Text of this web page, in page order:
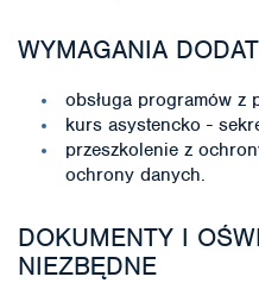
WYMAGANIA
obsługa programów z
kurs asystencko -
przeszkolenie z
ochrony danych.
DOKUMENTY I
NIEZBĘDNE